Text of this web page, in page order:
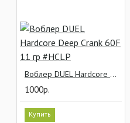
Воблер DUEL Hardcore Deep Crank 60F 11 гр #HCLP
1000р.
Купить